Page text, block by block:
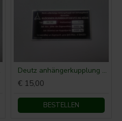
Deutz anhängerkupplung typenschild AK50 52 x 27 mm
€ 15,00
BESTELLEN